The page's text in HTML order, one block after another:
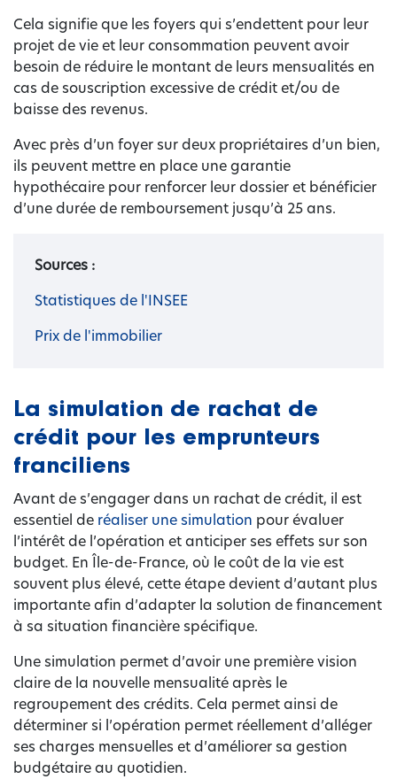
Cela signifie que les foyers qui s’endettent pour leur
projet de vie et leur consommation peuvent avoir
besoin de réduire le montant de leurs mensualités en
cas de souscription excessive de crédit et/ou de
baisse des revenus.
Avec près d’un foyer sur deux propriétaires d’un bien,
ils peuvent mettre en place une garantie
hypothécaire pour renforcer leur dossier et bénéficier
d’une durée de remboursement jusqu’à 25 ans.
Sources :
Statistiques de l'INSEE
Prix de l'immobilier
La simulation de rachat de
crédit pour les emprunteurs
franciliens
Avant de s’engager dans un rachat de crédit, il est
essentiel de réaliser une simulation pour évaluer
l’intérêt de l’opération et anticiper ses effets sur son
budget. En Île-de-France, où le coût de la vie est
souvent plus élevé, cette étape devient d’autant plus
importante afin d’adapter la solution de financement
à sa situation financière spécifique.
Une simulation permet d’avoir une première vision
claire de la nouvelle mensualité après le
regroupement des crédits. Cela permet ainsi de
déterminer si l’opération permet réellement d’alléger
ses charges mensuelles et d’améliorer sa gestion
budgétaire au quotidien.